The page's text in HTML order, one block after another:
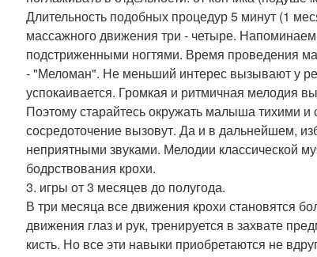
Длительность подобных процедур 5 минут (1
массажного движения три - четыре.
подстриженными ногтями. Время проведения
- "Меломан". Не меньший интерес вызывают у
успокаивается. Громкая и ритмичная мелодия
Поэтому старайтесь окружать малыша тихими
сосредоточение вызовут. Да и в дальнейшем,
неприятными звуками. Мелодии классической
бодрствования крохи.
3. игры от 3 месяцев до полугода.
В три месяца все движения крохи становятся
движения глаз и рук, тренируется в захвате
кисть. Но все эти навыки приобретаются не